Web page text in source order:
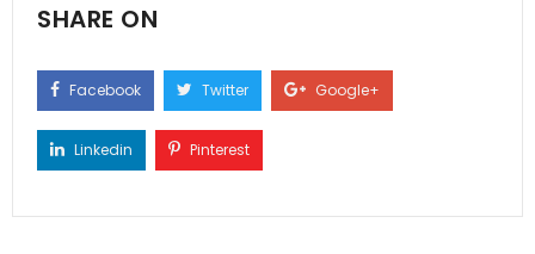
SHARE ON
Facebook Twitter Google+
Linkedin Pinterest